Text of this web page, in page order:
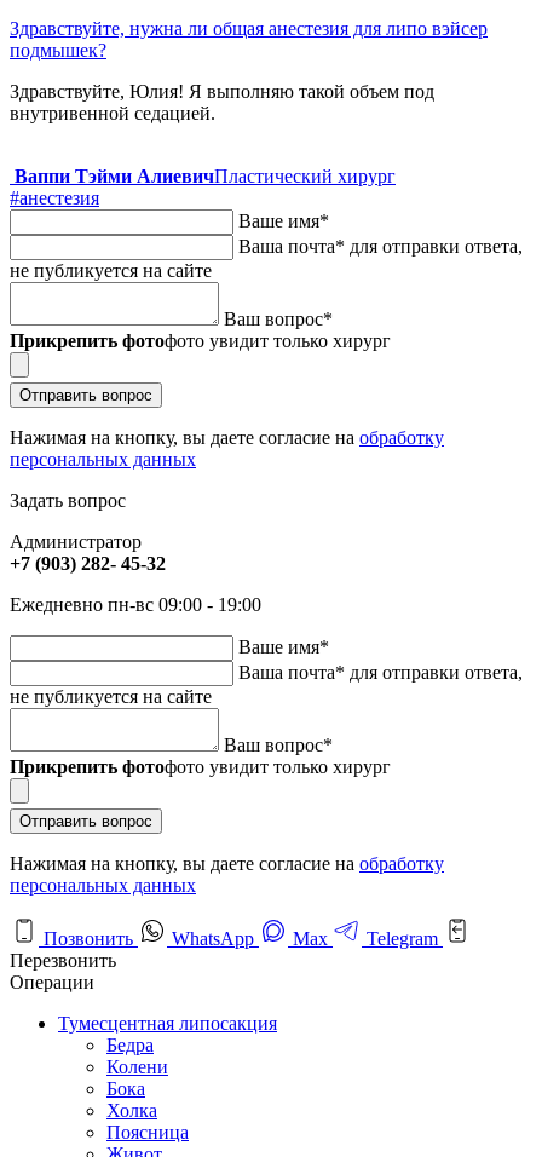
Здравствуйте, нужна ли общая анестезия для липо вэйсер
подмышек?
Здравствуйте, Юлия! Я выполняю такой объем под
внутривенной седацией.
Ваппи Тэйми АлиевичПластический хирург
#анестезия
Ваше имя*
Ваша почта* для отправки ответа,
не публикуется на сайте
Ваш вопрос*
Прикрепить фотофото увидит только хирург
Отправить вопрос
Нажимая на кнопку, вы даете согласие на обработку
персональных данных
Задать вопрос
Администратор
+7 (903) 282- 45-32
Ежедневно пн-вс 09:00 - 19:00
Ваше имя*
Ваша почта* для отправки ответа,
не публикуется на сайте
Ваш вопрос*
Прикрепить фотофото увидит только хирург
Отправить вопрос
Нажимая на кнопку, вы даете согласие на обработку
персональных данных
Позвонить WhatsApp Max
Telegram
Перезвонить
Операции
Тумесцентная липосакция
Бедра
Колени
Бока
Холка
Поясница